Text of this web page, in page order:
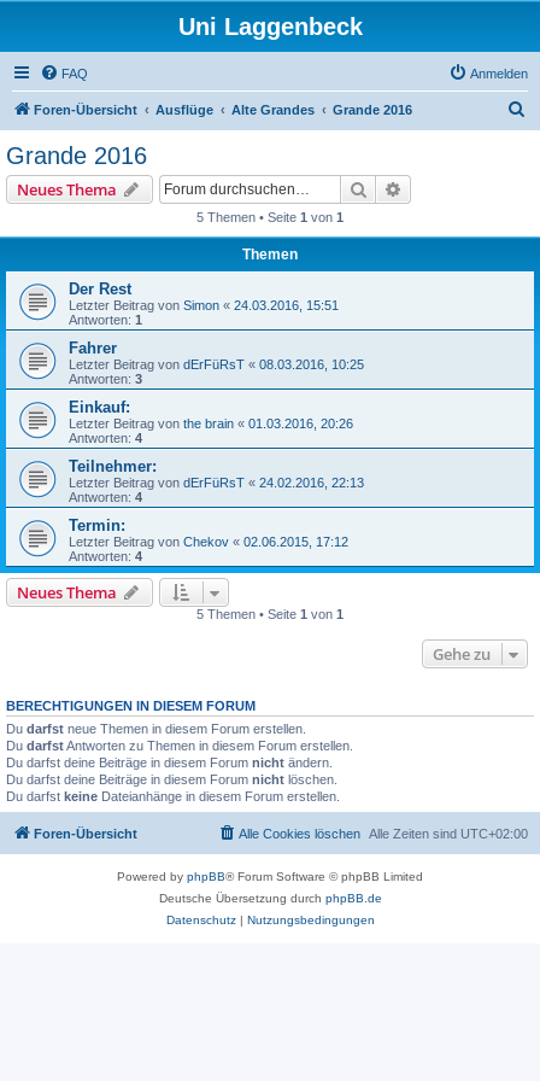
Uni Laggenbeck
FAQ Anmelden
Foren-Übersicht Ausflüge Alte Grandes Grande 2016
Grande 2016
Neues Thema Suche
5 Themen • Seite 1 von 1
Themen
Der Rest
Letzter Beitrag von Simon « 24.03.2016, 15:51
Antworten: 1
Fahrer
Letzter Beitrag von dErFüRsT « 08.03.2016, 10:25
Antworten: 3
Einkauf:
Letzter Beitrag von the brain « 01.03.2016, 20:26
Antworten: 4
Teilnehmer:
Letzter Beitrag von dErFüRsT « 24.02.2016, 22:13
Antworten: 4
Termin:
Letzter Beitrag von Chekov « 02.06.2015, 17:12
Antworten: 4
Neues Thema
5 Themen • Seite 1 von 1
Gehe zu
BERECHTIGUNGEN IN DIESEM FORUM
Du darfst neue Themen in diesem Forum erstellen.
Du darfstAntworten zu Themen in diesem Forum erstellen.
Du darfst deine Beiträge in diesem Forum nicht ändern.
Du darfst deine Beiträge in diesem Forum nicht löschen.
Du darfst keine Dateianhänge in diesem Forum erstellen.
Foren-Übersicht Alle Zeiten sind UTC+02:00
Alle Cookies löschen
Powered by phpBB® Forum Software © phpBB Limited
Deutsche Übersetzung durch phpBB.de
Datenschutz| Nutzungsbedingungen